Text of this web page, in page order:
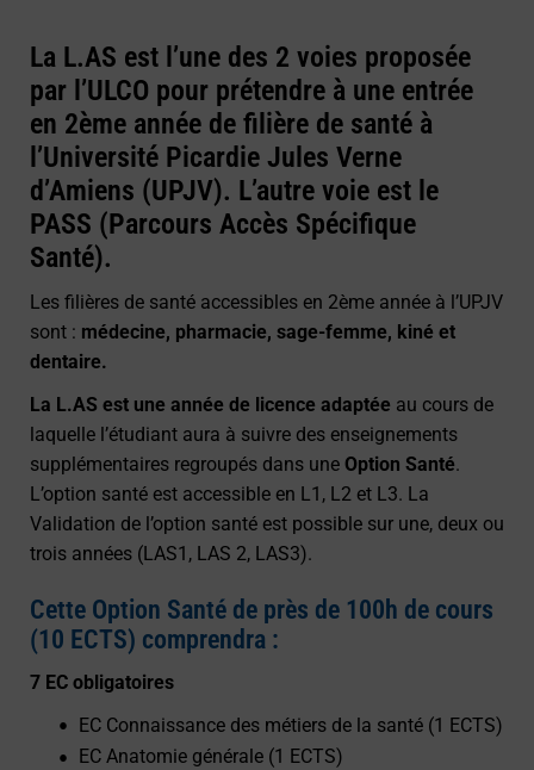
La L.AS est l’une des 2 voies proposée
par l’ULCO pour prétendre à une entrée
en 2ème année de filière de santé à
l’Université Picardie Jules Verne
d’Amiens (UPJV). L’autre voie est le
PASS (Parcours Accès Spécifique
Santé).
Les filières de santé accessibles en 2ème année à l’UPJV
sont : médecine, pharmacie, sage-femme, kiné et
dentaire.
La L.AS est une année de licence adaptée au cours de
laquelle l’étudiant aura à suivre des enseignements
supplémentaires regroupés dans une Option Santé.
L’option santé est accessible en L1, L2 et L3. La
Validation de l’option santé est possible sur une, deux ou
trois années (LAS1, LAS 2, LAS3).
Cette Option Santé de près de 100h de cours
(10 ECTS) comprendra :
7 EC obligatoires
EC Connaissance des métiers de la santé (1 ECTS)
EC Anatomie générale (1 ECTS)